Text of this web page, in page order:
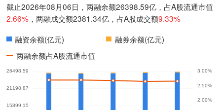
截止2026年08月06日，两融余额26398.59亿，占A股流通市值
2.66% ，两融成交额2381.34亿，占A股成交额9.33%
融资余额(亿元)
融券余额(亿元)
两融余额占A股流通市值